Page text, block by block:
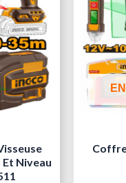
Niveau